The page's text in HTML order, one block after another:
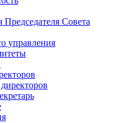
Совета
управления